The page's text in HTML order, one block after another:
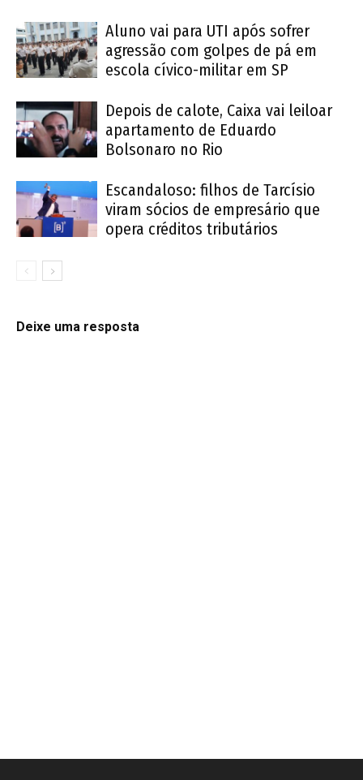
Aluno vai para UTI após sofrer
agressão com golpes de pá em
escola cívico-militar em SP
Depois de calote, Caixa vai leiloar
apartamento de Eduardo
Bolsonaro no Rio
Escandaloso: filhos de Tarcísio
viram sócios de empresário que
opera créditos tributários
Deixe uma resposta